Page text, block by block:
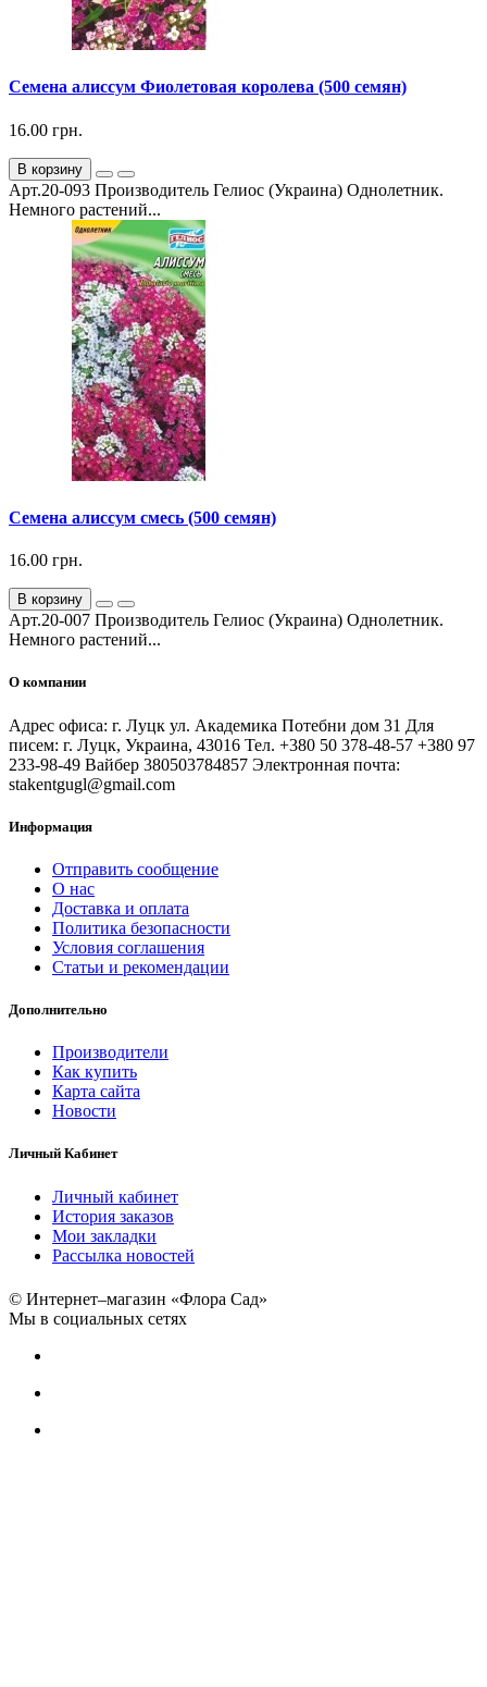
Семена алиссум Фиолетовая королева (500 семян)
16.00 грн.
В корзину
Арт.20-093 Производитель Гелиос (Украина) Однолетник.
Немного растений...
Семена алиссум смесь (500 семян)
16.00 грн.
В корзину
Арт.20-007 Производитель Гелиос (Украина) Однолетник.
Немного растений...
О компании
Адрес офиса: г. Луцк ул. Академика Потебни дом 31 Для
писем: г. Луцк, Украина, 43016 Тел. +380 50 378-48-57 +380 97
233-98-49 Вайбер 380503784857 Электронная почта:
stakentgugl@gmail.com
Информация
Отправить сообщение
О нас
Доставка и оплата
Политика безопасности
Условия соглашения
Статьи и рекомендации
Дополнительно
Производители
Как купить
Карта сайта
Новости
Личный Кабинет
Личный кабинет
История заказов
Мои закладки
Рассылка новостей
© Интернет–магазин «Флора Сад»
Мы в социальных сетях